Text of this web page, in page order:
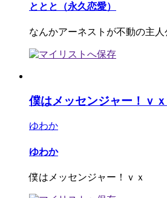
ととと（永久恋愛）
なんかアーネストが不動の主人
僕はメッセンジャー！ｖｘ
ゆわか
ゆわか
僕はメッセンジャー！ｖｘ